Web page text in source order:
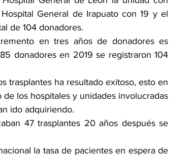
General de Irapuato con 19 y el
de 104 donadores.
en tres años de donadores es
donadores en 2019 se registraron 104
trasplantes ha resultado exitoso, esto en
los hospitales y unidades involucradas
ido adquiriendo.
47 trasplantes 20 años después se
la tasa de pacientes en espera de